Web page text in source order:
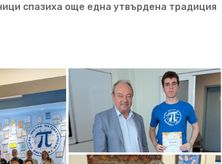
спазиха още една утвърдена традиция